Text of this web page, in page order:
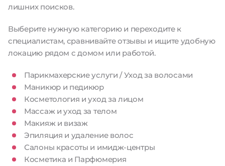
лишних поисков.
Выберите нужную категорию и переходите к
специалистам, сравнивайте отзывы и ищите удобную
локацию рядом с домом или работой.
Парикмахерские услуги / Уход за волосами
Маникюр и педикюр
Косметология и уход за лицом
Массаж и уход за телом
Макияж и визаж
Эпиляция и удаление волос
Салоны красоты и имидж-центры
Косметика и Парфюмерия